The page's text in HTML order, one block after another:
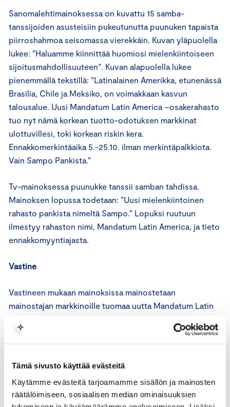
Tämä sivusto käyttää evästeitä
Käytämme evästeitä tarjoamamme sisällön ja mainosten
räätälöimiseen, sosiaalisen median ominaisuuksien
Sanomalehtimainoksessa on kuvattu 15 samba-
tanssijoiden asusteisiin pukeutunutta puunuken tapaista
piirroshahmoa seisomassa vierekkäin. Kuvan yläpuolella
lukee: ”Haluamme kiinnittää huomiosi mielenkiintoiseen
sijoitusmahdollisuuteen”. Kuvan alapuolella lukee
pienemmällä tekstillä: ”Latinalainen Amerikka, etunenässä
Brasilia, Chile ja Meksiko, on voimakkaan kasvun
talousalue. Uusi Mandatum Latin America –osakerahasto
tuo nyt nämä korkean tuotto-odotuksen markkinat
ulottuvillesi, toki korkean riskin kera.
Ennakkomerkintäaika 5.-25.10. ilman merkintäpalkkiota.
Vain Sampo Pankista.”
Tv-mainoksessa puunukke tanssii samban tahdissa.
Mainoksen lopussa todetaan: ”Uusi mielenkiintoinen
rahasto pankista nimeltä Sampo.” Lopuksi ruutuun
ilmestyy rahaston nimi, Mandatum Latin America, ja tieto
ennakkomyyntiajasta.
Vastine
Vastineen mukaan mainoksissa mainostetaan
mainostajan markkinoille tuomaa uutta Mandatum Latin
Latinalaisen Amerikan kehittyville osakemarkkinoille,
pääosin Brasilian, Meksikon ja Chilen pörsseissä
nimenomaan sen maantieteellisessä markkina-alueessa,
mainostaja on mainoskampanjassaan pyrkinyt tuomaan
esille aiheita, joista Latinalaisen Amerikan maat ovat